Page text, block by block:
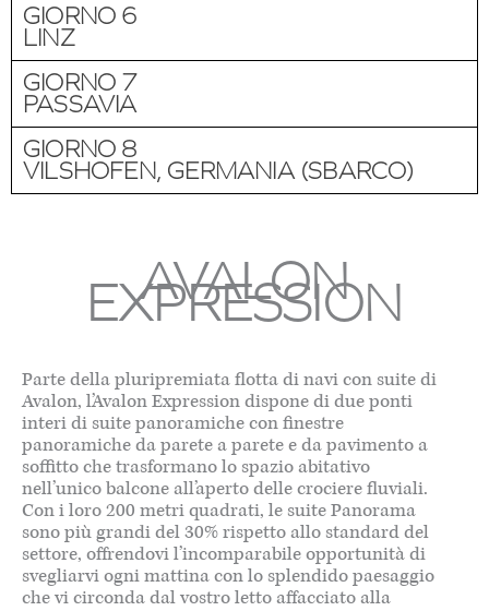
GIORNO 6
LINZ
GIORNO 7
PASSAVIA
GIORNO 8
VILSHOFEN, GERMANIA (SBARCO)
AVALON
EXPRESSION
Parte della pluripremiata flotta di navi con suite di
Avalon, l’Avalon Expression dispone di due ponti
interi di suite panoramiche con finestre
panoramiche da parete a parete e da pavimento a
soffitto che trasformano lo spazio abitativo
nell’unico balcone all’aperto delle crociere fluviali.
Con i loro 200 metri quadrati, le suite Panorama
sono più grandi del 30% rispetto allo standard del
settore, offrendovi l’incomparabile opportunità di
svegliarvi ogni mattina con lo splendido paesaggio
che vi circonda dal vostro letto affacciato alla